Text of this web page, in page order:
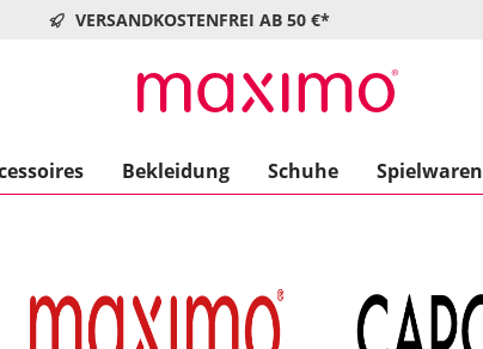
VERSANDKOSTENFREI AB 50 €*
Bekleidung Schuhe Spielwaren